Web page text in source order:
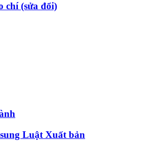
chí (sửa đổi)
Luật Xuất bản